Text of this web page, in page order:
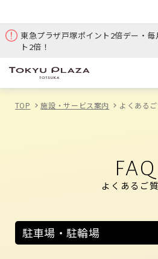
東急プラザ戸塚ポイント2倍デー・毎
ト2倍！
TOP 施設・サービス案内 よくある
FAQ
よくあるご
駐車場・駐輪場